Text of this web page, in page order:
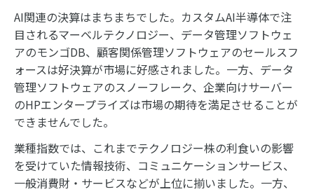
AI関連の決算はまちまちでした。カスタムAI半導体で注
目されるマーベルテクノロジー、データ管理ソフトウェ
アのモンゴDB、顧客関係管理ソフトウェアのセールスフ
ォースは好決算が市場に好感されました。一方、データ
管理ソフトウェアのスノーフレーク、企業向けサーバー
のHPエンタープライズは市場の期待を満足させることが
できませんでした。
業種指数では、これまでテクノロジー株の利食いの影響
を受けていた情報技術、コミュニケーションサービス、
一般消費財・サービスなどが上位に揃いました。一方、